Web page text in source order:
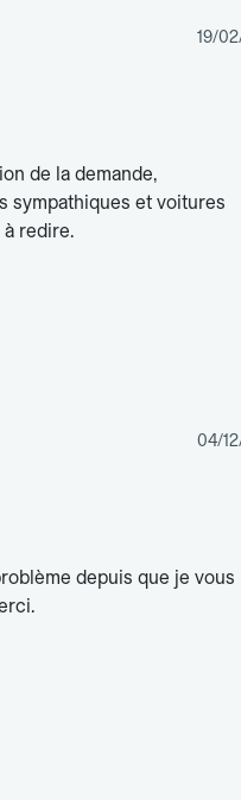
19/
de la demande,
sympathiques et voitures
à redire.
04/
depuis que je vous